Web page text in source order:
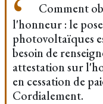
Comment
l'honneur : le
photovoltaïques
besoin de
attestation sur
en cessation de
Cordialement.